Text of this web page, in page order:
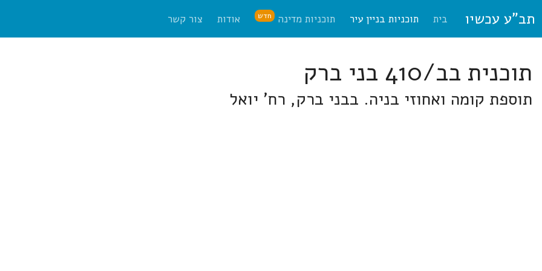
תב"ע עכשיו בית תוכניות בניין עיר תוכניות מדינה חדש אודות צור קשר
תוכנית בב/410 בני ברק
תוספת קומה ואחוזי בניה. בבני ברק, רח' יואל